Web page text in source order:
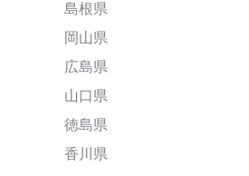
島根県
岡山県
広島県
山口県
徳島県
香川県